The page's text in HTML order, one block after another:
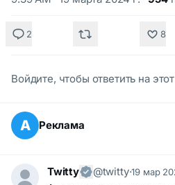
2 8
Войдите, чтобы ответить на
А Реклама
Twitty @twitty·19 мар